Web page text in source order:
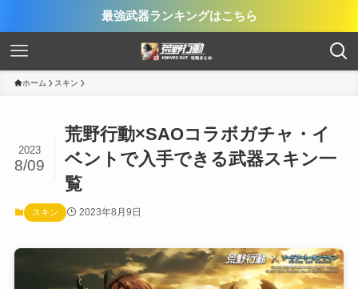
最強武器ランキングはこちら
ホーム スキン
荒野行動×SAOコラボガチャ・イ
ベントで入手できる武器スキン一
覧
2023
8/09
スキン 2023年8月9日